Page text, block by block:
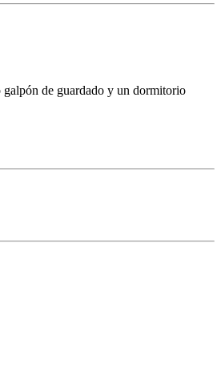
de guardado y un dormitorio